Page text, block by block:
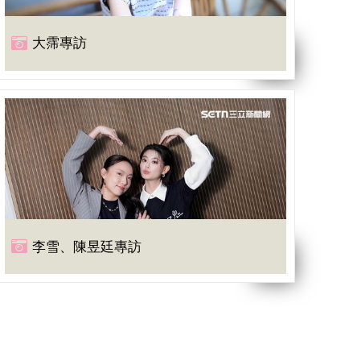
大霈專訪
李雪、陳昱廷專訪